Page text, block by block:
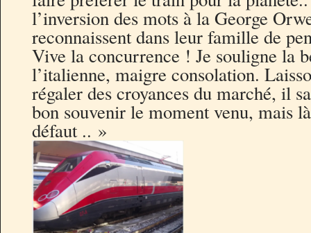
l’inversion des mots à la George
reconnaissent dans leur famille de
Vive la concurrence ! Je souligne la
l’italienne, maigre consolation.
régaler des croyances du marché, il
bon souvenir le moment venu, mais
défaut .. »